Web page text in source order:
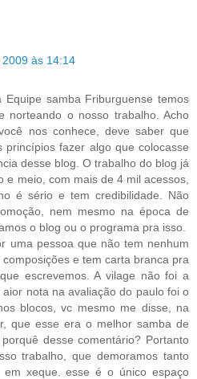
às 14:14
Equipe samba Friburguense temos
norteando o nosso trabalho. Acho
nos conhece, deve saber que
princípios fazer algo que colocasse
desse blog. O trabalho do blog já
e meio, com mais de 4 mil acessos,
é sério e tem credibilidade. Não
nem mesmo na época de
o blog ou o programa pra isso.
uma pessoa que não tem nenhum
e tem carta branca pra
escrevemos. A vilage não foi a
nota na avaliação do paulo foi o
blocos, vc mesmo me disse, na
que esse era o melhor samba de
desse comentário? Portanto
trabalho, que demoramos tanto
em xeque. esse é o único espaço